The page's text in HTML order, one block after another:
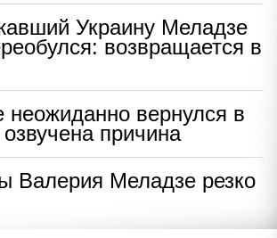
Украину Меладзе
возвращается в
неожиданно вернулся в
причина
Валерия Меладзе резко